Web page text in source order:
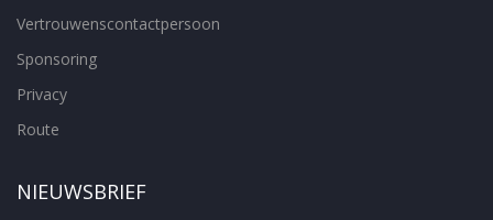
Vertrouwenscontactpersoon
Sponsoring
Privacy
Route
NIEUWSBRIEF